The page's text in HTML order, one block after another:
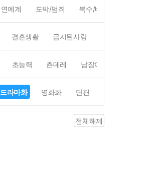
연예계 도박/범죄 복수/배신
결혼생활 금지된사랑
초능력 츤데레 남장여자
드라마화 영화화 단편
전체해제